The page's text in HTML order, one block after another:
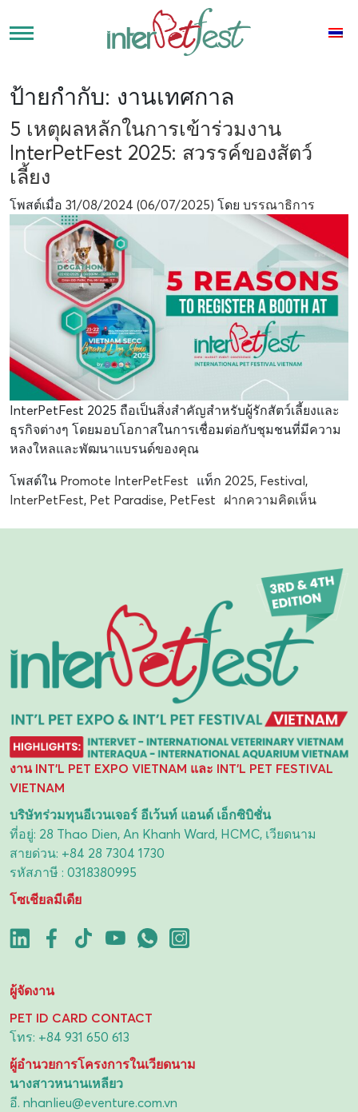
ป้ายกำกับ: งานเทศกาล
5 เหตุผลหลักในการเข้าร่วมงาน
InterPetFest 2025: สวรรค์ของสัตว์
เลี้ยง
โพสต์เมื่อ 31/08/2024 (06/07/2025) โดย บรรณาธิการ
InterPetFest 2025 ถือเป็นสิ่งสำคัญสำหรับผู้รักสัตว์เลี้ยงและ
ธุรกิจต่างๆ โดยมอบโอกาสในการเชื่อมต่อกับชุมชนที่มีความ
หลงใหลและพัฒนาแบรนด์ของคุณ
โพสต์ใน Promote InterPetFest แท็ก 2025, Festival,
InterPetFest, Pet Paradise, PetFest ฝากความคิดเห็น
งาน INT'L PET EXPO VIETNAM และ INT'L PET FESTIVAL
VIETNAM
บริษัทร่วมทุนอีเวนเจอร์ อีเว้นท์ แอนด์ เอ็กซิบิชั่น
ที่อยู่: 28 Thao Dien, An Khanh Ward, HCMC, เวียดนาม
สายด่วน: +84 28 7304 1730
รหัสภาษี : 0318380995
โซเชียลมีเดีย
ผู้จัดงาน
PET ID CARD CONTACT
โทร: +84 931 650 613
ผู้อำนวยการโครงการในเวียดนาม
นางสาวหนานเหลียว
อี. nhanlieu@eventure.com.vn